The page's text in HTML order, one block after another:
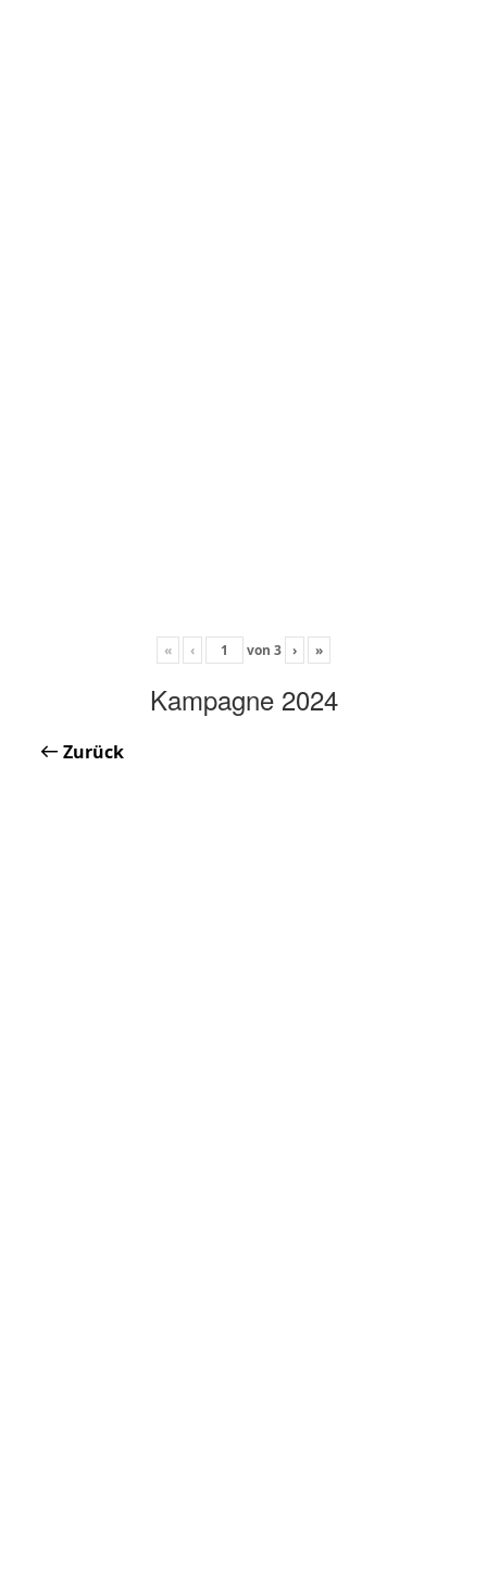
« ‹ von 3 › »
Kampagne 2024
Zurück